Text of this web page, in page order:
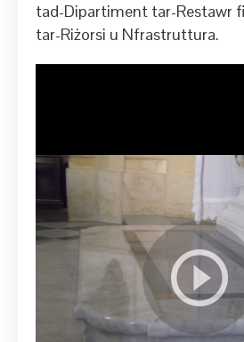
tad-Dipartiment tar-Restawr
tar-Riżorsi u Nfrastruttura.